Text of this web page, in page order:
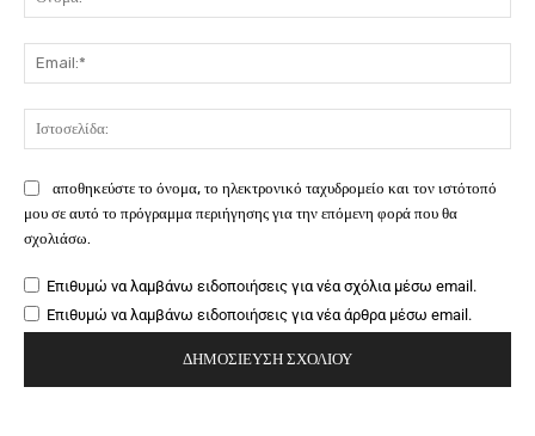
αποθηκεύστε το όνομα, το ηλεκτρονικό ταχυδρομείο και τον ιστότοπό
μου σε αυτό το πρόγραμμα περιήγησης για την επόμενη φορά που θα
σχολιάσω.
Επιθυμώ να λαμβάνω ειδοποιήσεις για νέα σχόλια μέσω email.
Επιθυμώ να λαμβάνω ειδοποιήσεις για νέα άρθρα μέσω email.